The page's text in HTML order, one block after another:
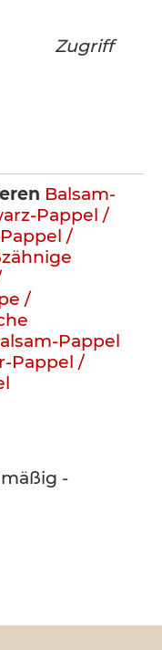
Zugriff
Balsam-
Pappel /
/
/
Pappel
Pappel /
-